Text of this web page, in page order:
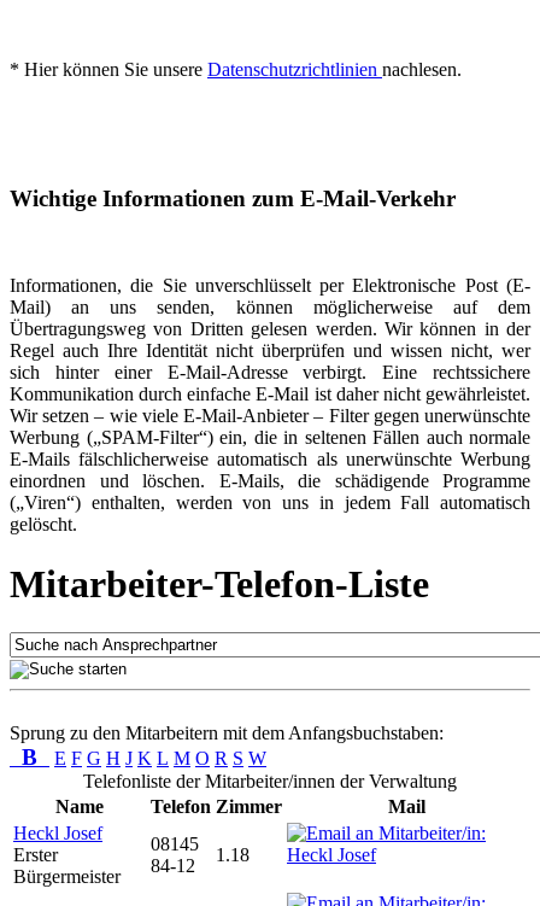
* Hier können Sie unsere Datenschutzrichtlinien nachlesen.
Wichtige Informationen zum E-Mail-Verkehr
Informationen, die Sie unverschlüsselt per Elektronische Post (E-
Mail) an uns senden, können möglicherweise auf dem
Übertragungsweg von Dritten gelesen werden. Wir können in der
Regel auch Ihre Identität nicht überprüfen und wissen nicht, wer
sich hinter einer E-Mail-Adresse verbirgt. Eine rechtssichere
Kommunikation durch einfache E-Mail ist daher nicht gewährleistet.
Wir setzen – wie viele E-Mail-Anbieter – Filter gegen unerwünschte
Werbung („SPAM-Filter“) ein, die in seltenen Fällen auch normale
E-Mails fälschlicherweise automatisch als unerwünschte Werbung
einordnen und löschen. E-Mails, die schädigende Programme
(„Viren“) enthalten, werden von uns in jedem Fall automatisch
gelöscht.
Mitarbeiter-Telefon-Liste
Sprung zu den Mitarbeitern mit dem Anfangsbuchstaben:
B E F G H J K L M O R S W
Telefonliste der Mitarbeiter/innen der Verwaltung
Name
Telefon Zimmer
Mail
Heckl Josef
Erster
Bürgermeister
08145
84-12
1.18